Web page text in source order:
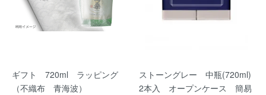
ギフト 720ml ラッピング
（不織布 青海波）
ストーングレー 中瓶(720ml)
2本入 オープンケース 簡易